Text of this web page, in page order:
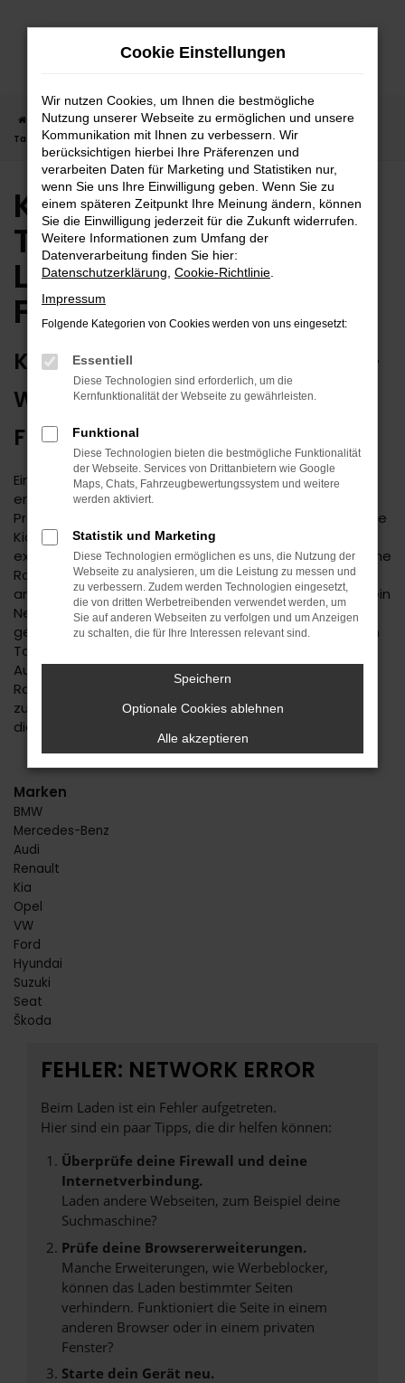
Zum
Startseite Freudenstadt Kia Kia Sorento
Kia Sorento
Tageszulassung | Lieferservice nach Freudenstadt
Kia Sorento
Tageszulassung |
Lieferservice nach
Freudenstadt
KIA SORENTO TAGESZULASSUNG –
WIE GESCHAFFEN FÜR
FREUDENSTADT
Eine Kia Sorento Tageszulassung für Freudenstadt
erhöht Ihre Mobilität zu einem ungemein günstigen
Preis. Die Besonderheit liegt hier bereits im Namen: eine
Kia Sorento Tageszulassung ist ein Neuwagen, der für
exakt einen Tag zugelassen wurde. Dabei spielt es keine
Rolle, ob die Zulassung in Freudenstadt oder einem
anderen Ort erfolgt ist, denn Ihr Fahrzeug ist ohnehin ein
Neuwagen, der noch keinen einzigen Kilometer
gefahren wurde. Der „Trick“ mit der Zulassung für einen
Tag ist als Reaktion auf die Preisvorgaben der
Automobilhersteller zu sehen: wenn diese keine hohen
Rabatte ermöglichen, wird ein Neuwagen kurzerhand
zum Gebrauchten umetikettiert, ohne dass darunter
die Qualität leidet.
Marken
BMW
Mercedes-Benz
Audi
Renault
Kia
Opel
VW
Ford
Hyundai
Suzuki
Seat
Škoda
FEHLER: NETWORK ERROR
Beim Laden ist ein Fehler aufgetreten.
Hier sind ein paar Tipps, die dir helfen können:
Überprüfe deine Firewall und deine
Internetverbindung.
Laden andere Webseiten, zum Beispiel deine
Suchmaschine?
Prüfe deine Browsererweiterungen.
Manche Erweiterungen, wie Werbeblocker,
können das Laden bestimmter Seiten
verhindern. Funktioniert die Seite in einem
anderen Browser oder in einem privaten
Fenster?
Starte dein Gerät neu.
Cookie Einstellungen
Wir nutzen Cookies, um Ihnen die bestmögliche
Nutzung unserer Webseite zu ermöglichen und unsere
Kommunikation mit Ihnen zu verbessern. Wir
berücksichtigen hierbei Ihre Präferenzen und
verarbeiten Daten für Marketing und Statistiken nur,
wenn Sie uns Ihre Einwilligung geben. Wenn Sie zu
einem späteren Zeitpunkt Ihre Meinung ändern, können
Sie die Einwilligung jederzeit für die Zukunft widerrufen.
Weitere Informationen zum Umfang der
Datenverarbeitung finden Sie hier:
Datenschutzerklärung Cookie-Richtlinie
Impressum
Folgende Kategorien von Cookies werden von uns eingesetzt:
Essentiell
Diese Technologien sind erforderlich, um die
Kernfunktionalität der Webseite zu gewährleisten.
Funktional
Diese Technologien bieten die bestmögliche Funktionalität
der Webseite. Services von Drittanbietern wie Google
Maps, Chats, Fahrzeugbewertungssystem und weitere
werden aktiviert.
Statistik und Marketing
Diese Technologien ermöglichen es uns, die Nutzung der
Webseite zu analysieren, um die Leistung zu messen und
zu verbessern. Zudem werden Technologien eingesetzt,
die von dritten Werbetreibenden verwendet werden, um
Sie auf anderen Webseiten zu verfolgen und um Anzeigen
zu schalten, die für Ihre Interessen relevant sind.
Speichern
Optionale Cookies ablehnen
Alle akzeptieren